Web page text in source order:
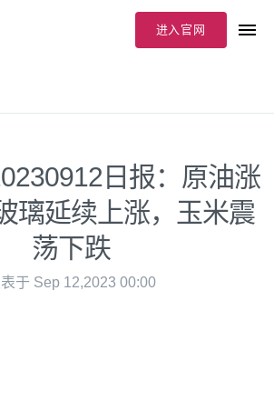
进入官网
日报：原油涨
璃延续上涨，玉米震
荡下跌
于 Sep 12,2023 00:00